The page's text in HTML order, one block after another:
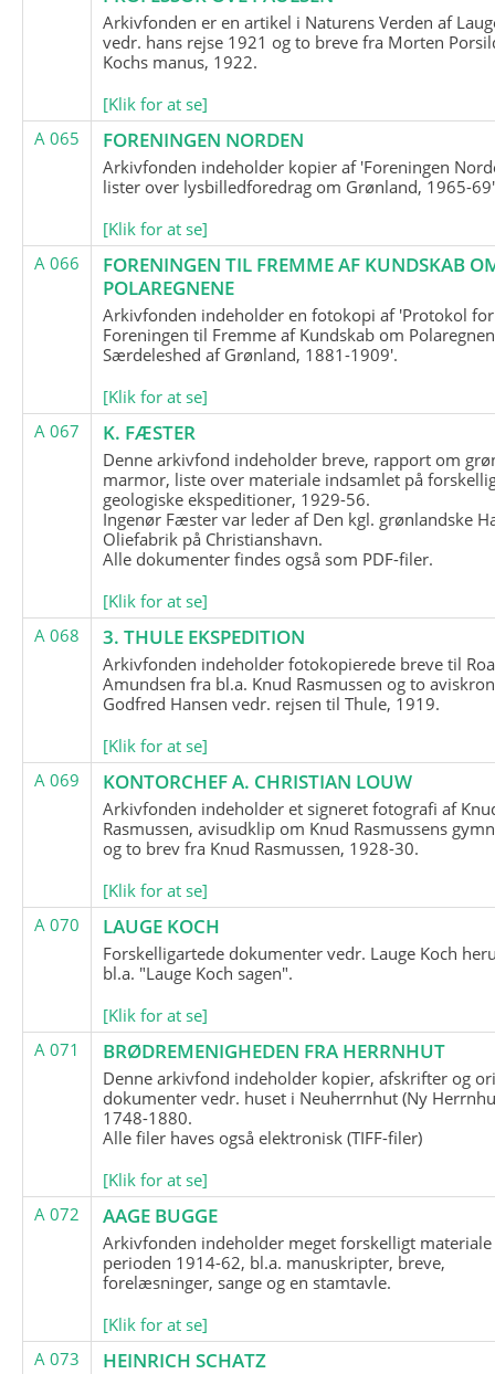
Arkivfonden er en artikel i Naturens Verden af
vedr. hans rejse 1921 og to breve fra Morten
Kochs manus, 1922.
[Klik for at se]
A 065
FORENINGEN NORDEN
Arkivfonden indeholder kopier af 'Foreningen
lister over lysbilledforedrag om Grønland, 1965-
[Klik for at se]
A 066
FORENINGEN TIL FREMME AF KUNDSKAB
POLAREGNENE
Arkivfonden indeholder en fotokopi af 'Protokol for
Foreningen til Fremme af Kundskab om
Særdeleshed af Grønland, 1881-1909'.
[Klik for at se]
A 067
K. FÆSTER
Denne arkivfond indeholder breve, rapport om
marmor, liste over materiale indsamlet på
geologiske ekspeditioner, 1929-56.
Ingenør Fæster var leder af Den kgl. grønlandske
Oliefabrik på Christianshavn.
Alle dokumenter findes også som PDF-filer.
[Klik for at se]
A 068
3. THULE EKSPEDITION
Arkivfonden indeholder fotokopierede breve til
Amundsen fra bl.a. Knud Rasmussen og to
Godfred Hansen vedr. rejsen til Thule, 1919.
[Klik for at se]
A 069
KONTORCHEF A. CHRISTIAN LOUW
Arkivfonden indeholder et signeret fotografi af
Rasmussen, avisudklip om Knud Rasmussens
og to brev fra Knud Rasmussen, 1928-30.
[Klik for at se]
A 070
LAUGE KOCH
Forskelligartede dokumenter vedr. Lauge Koch
bl.a. "Lauge Koch sagen".
[Klik for at se]
A 071
BRØDREMENIGHEDEN FRA HERRNHUT
Denne arkivfond indeholder kopier, afskrifter og
dokumenter vedr. huset i Neuherrnhut (Ny
1748-1880.
Alle filer haves også elektronisk (TIFF-filer)
[Klik for at se]
A 072
AAGE BUGGE
Arkivfonden indeholder meget forskelligt
perioden 1914-62, bl.a. manuskripter, breve,
forelæsninger, sange og en stamtavle.
[Klik for at se]
A 073
HEINRICH SCHATZ